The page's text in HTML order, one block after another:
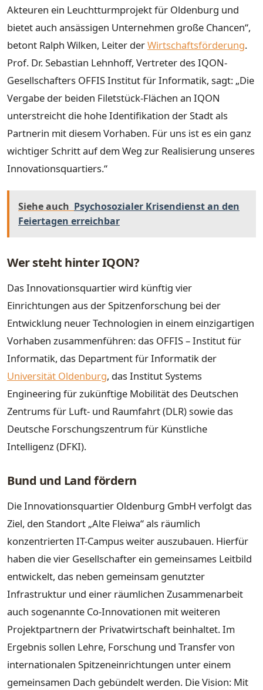
Akteuren ein Leuchtturmprojekt für Oldenburg und
bietet auch ansässigen Unternehmen große Chancen“,
betont Ralph Wilken, Leiter derWirtschaftsförderung.
Prof. Dr. Sebastian Lehnhoff, Vertreter des IQON-
Gesellschafters OFFIS Institut für Informatik, sagt: „Die
Vergabe der beiden Filetstück-Flächen an IQON
unterstreicht die hohe Identifikation der Stadt als
Partnerin mit diesem Vorhaben. Für uns ist es ein ganz
wichtiger Schritt auf dem Weg zur Realisierung unseres
Innovationsquartiers.“
Siehe auch Psychosozialer Krisendienst an den
Feiertagen erreichbar
Wer steht hinter IQON?
Das Innovationsquartier wird künftig vier
Einrichtungen aus der Spitzenforschung bei der
Entwicklung neuer Technologien in einem einzigartigen
Vorhaben zusammenführen: das OFFIS – Institut für
Informatik, das Department für Informatik der
Universität Oldenburg, das Institut Systems
Engineering für zukünftige Mobilität des Deutschen
Zentrums für Luft- und Raumfahrt (DLR) sowie das
Deutsche Forschungszentrum für Künstliche
Intelligenz (DFKI).
Bund und Land fördern
Die Innovationsquartier Oldenburg GmbH verfolgt das
Ziel, den Standort „Alte Fleiwa“ als räumlich
konzentrierten IT-Campus weiter auszubauen. Hierfür
haben die vier Gesellschafter ein gemeinsames Leitbild
entwickelt, das neben gemeinsam genutzter
Infrastruktur und einer räumlichen Zusammenarbeit
auch sogenannte Co-Innovationen mit weiteren
Projektpartnern der Privatwirtschaft beinhaltet. Im
Ergebnis sollen Lehre, Forschung und Transfer von
internationalen Spitzeneinrichtungen unter einem
gemeinsamen Dach gebündelt werden. Die Vision: Mit